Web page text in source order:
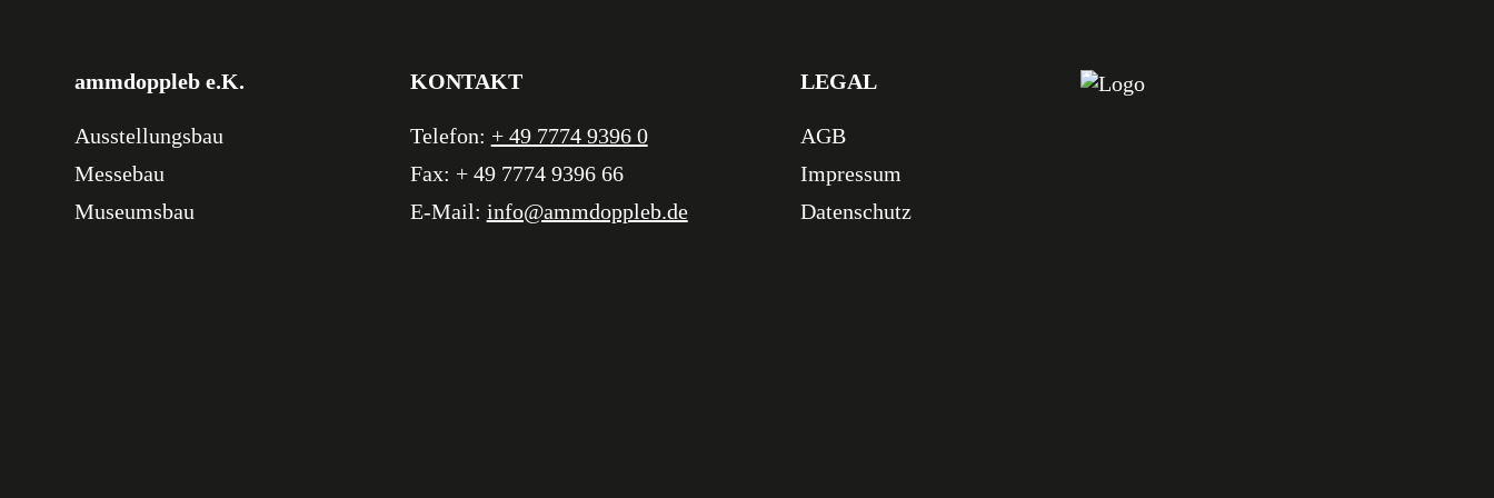
ammdoppleb e.K.
Ausstellungsbau
Messebau
Museumsbau
KONTAKT
Telefon: + 49 7774 9396 0
Fax: + 49 7774 9396 66
E-Mail: info@ammdoppleb.de
LEGAL
AGB
Impressum
Datenschutz